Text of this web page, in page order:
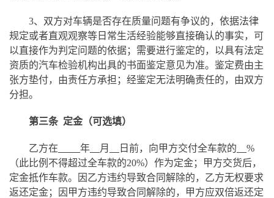
3、双方对车辆是否存在质量问题有争议的，依据法律
规定或者直观观察等日常生活经验能够直接确认的事实，可
以直接作为判定问题的依据；需要进行鉴定的，以具有法定
资质的汽车检验机构出具的书面鉴定意见为准。鉴定费由主
张方垫付，由责任方承担；经鉴定无法明确责任的，由双方
分担。
第三条 定金（可选填）
乙方在 年 月 日前，向甲方交付全车款的
%
（此比例不得超过全车款的20%）作为定金；甲方交货后，
定金抵作车款。因乙方违约导致合同解除的，乙方无权要求
返还定金；因甲方违约导致合同解除的，甲方应双倍返还定